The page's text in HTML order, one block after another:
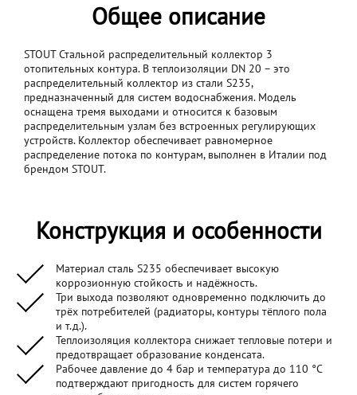
Общее описание
STOUT Стальной распределительный коллектор 3
отопительных контура. В теплоизоляции DN 20 – это
распределительный коллектор из стали S235,
предназначенный для систем водоснабжения. Модель
оснащена тремя выходами и относится к базовым
распределительным узлам без встроенных регулирующих
устройств. Коллектор обеспечивает равномерное
распределение потока по контурам, выполнен в Италии под
брендом STOUT.
Конструкция и особенности
Материал сталь S235 обеспечивает высокую
коррозионную стойкость и надёжность.
Три выхода позволяют одновременно подключить до
трёх потребителей (радиаторы, контуры тёплого пола
и т.д.).
Теплоизоляция коллектора снижает тепловые потери и
предотвращает образование конденсата.
Рабочее давление до 4 бар и температура до 110 °C
подтверждают пригодность для систем горячего